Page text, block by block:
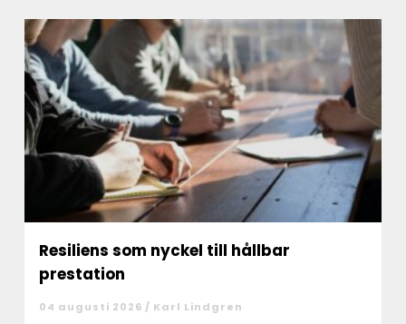
Resiliens som nyckel till hållbar
prestation
04 augusti 2026 / Karl Lindgren